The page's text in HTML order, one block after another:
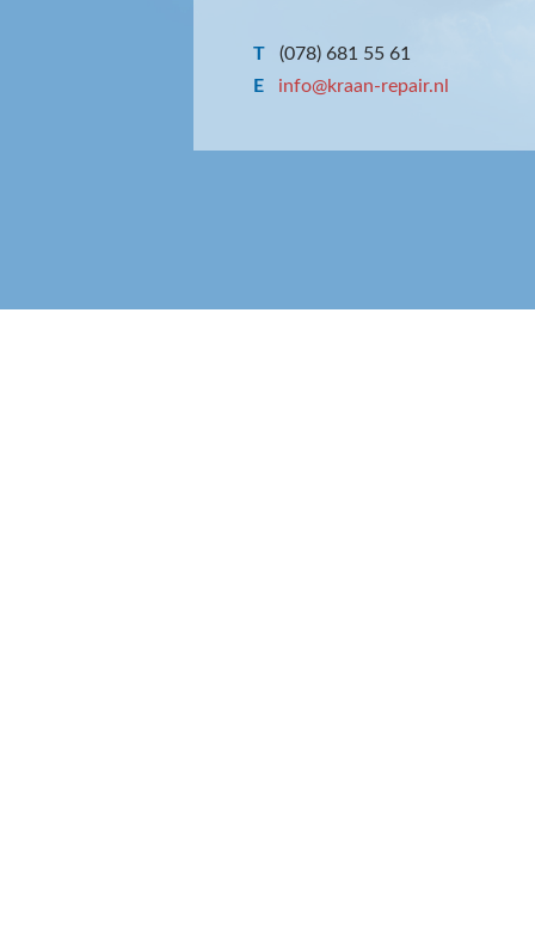
T
(078) 681 55 61
E
info@kraan-repair.nl